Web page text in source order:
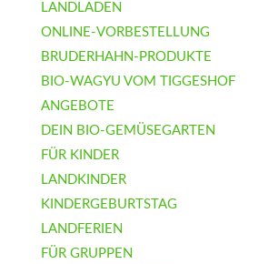
LANDLADEN
ONLINE-VORBESTELLUNG
BRUDERHAHN-PRODUKTE
BIO-WAGYU VOM TIGGESHOF
ANGEBOTE
DEIN BIO-GEMÜSEGARTEN
FÜR KINDER
LANDKINDER
KINDERGEBURTSTAG
LANDFERIEN
FÜR GRUPPEN